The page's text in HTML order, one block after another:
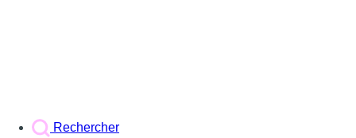
Rechercher